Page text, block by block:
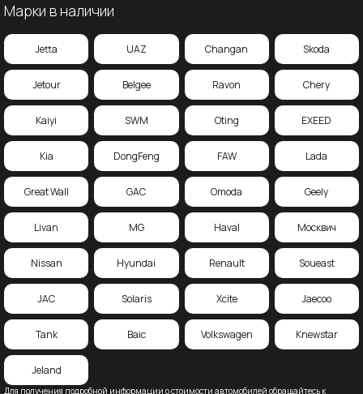
Для получения подробной информации о стоимости автомобилей обращайтесь к
Марки в наличии
Jetta UAZ Changan Skoda
Jetour Belgee Ravon Chery
Kaiyi SWM Oting EXEED
Kia DongFeng FAW Lada
Great Wall GAC Omoda Geely
Livan MG Haval Москвич
Nissan Hyundai Renault Soueast
JAC Solaris Xcite Jaecoo
Tank Baic Volkswagen Knewstar
Jeland